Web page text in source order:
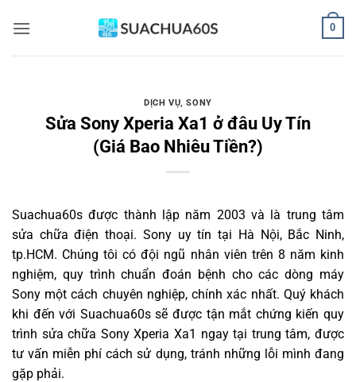
qua
0
DỊCH VỤ,SONY
Sửa Sony Xperia Xa1 ở đâu Uy Tín
(Giá Bao Nhiêu Tiền?)
Suachua60s được thành lập năm 2003 và là trung tâm
sửa chữa điện thoại. Sony uy tín tại Hà Nội, Bắc Ninh,
tp.HCM. Chúng tôi có đội ngũ nhân viên trên 8 năm kinh
nghiệm, quy trình chuẩn đoán bệnh cho các dòng máy
Sony một cách chuyên nghiệp, chính xác nhất. Quý khách
khi đến với Suachua60s sẽ được tận mắt chứng kiến quy
trình sửa chữa Sony Xperia Xa1 ngay tại trung tâm, được
tư vấn miễn phí cách sử dụng, tránh những lỗi mình đang
gặp phải.